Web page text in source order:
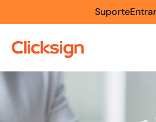
SuporteEntrar